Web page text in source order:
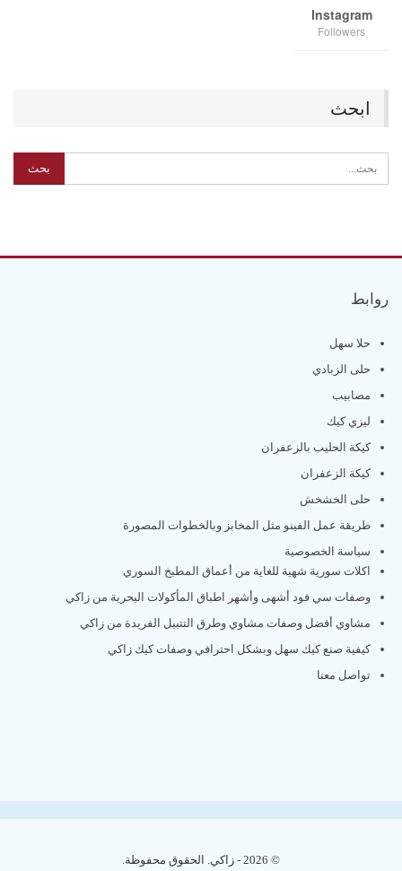
Instagram
Followers
ابحث
روابط
حلا سهل
حلى الزبادي
مصابيب
ليزي كيك
كيكة الحليب بالزعفران
كيكة الزعفران
حلى الخشخش
طريقة عمل الفينو مثل المخابز وبالخطوات المصورة
سياسة الخصوصية
اكلات سورية شهية للغاية من أعماق المطبخ السوري
وصفات سي فود أشهى وأشهر اطباق المأكولات البحرية من زاكي
مشاوي أفضل وصفات مشاوي وطرق التتبيل الفريدة من زاكي
كيفية صنع كيك سهل وبشكل احترافي وصفات كيك زاكي
تواصل معنا
© 2026 - زاكي. الحقوق محفوظة.